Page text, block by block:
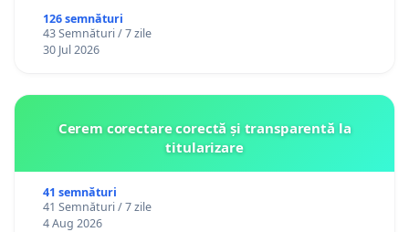
126 semnături
43 Semnături / 7 zile
30 Jul 2026
Cerem corectare corectă și transparentă la
titularizare
41 semnături
41 Semnături / 7 zile
4 Aug 2026